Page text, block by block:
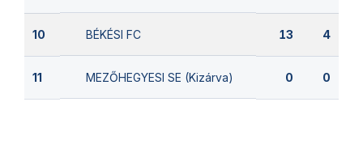
10 BÉKÉSI FC 13 4
11 MEZŐHEGYESI SE (Kizárva) 0 0